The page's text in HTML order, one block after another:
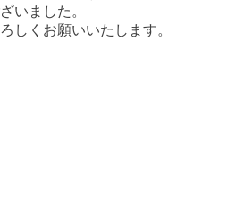
いました。
しくお願いいたします。